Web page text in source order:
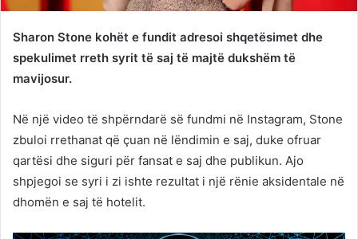
Sharon Stone kohët e fundit adresoi shqetësimet dhe
spekulimet rreth syrit të saj të majtë dukshëm të
mavijosur.
Në një video të shpërndarë së fundmi në Instagram, Stone
zbuloi rrethanat që çuan në lëndimin e saj, duke ofruar
qartësi dhe siguri për fansat e saj dhe publikun. Ajo
shpjegoi se syri i zi ishte rezultat i një rënie aksidentale në
dhomën e saj të hotelit.